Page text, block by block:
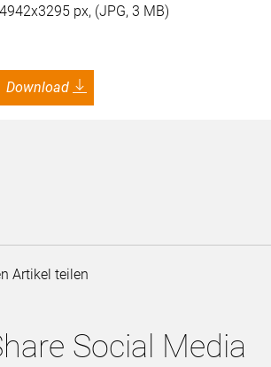
4942x3295 px, (JPG, 3 MB)
Download
Artikel teilen
Social Media